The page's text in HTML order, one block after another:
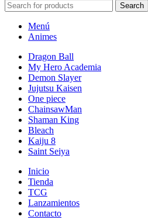
Search
Menú
Animes
Dragon Ball
My Hero Academia
Demon Slayer
Jujutsu Kaisen
One piece
ChainsawMan
Shaman King
Bleach
Kaiju 8
Saint Seiya
Inicio
Tienda
TCG
Lanzamientos
Contacto